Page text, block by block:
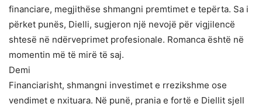
financiare, megjithëse shmangni premtimet e tepërta. Sa i
përket punës, Dielli, sugjeron një nevojë për vigjilencë
shtesë në ndërveprimet profesionale. Romanca është në
momentin më të mirë të saj.
Demi
Financiarisht, shmangni investimet e rrezikshme ose
vendimet e nxituara. Në punë, prania e fortë e Diellit sjell